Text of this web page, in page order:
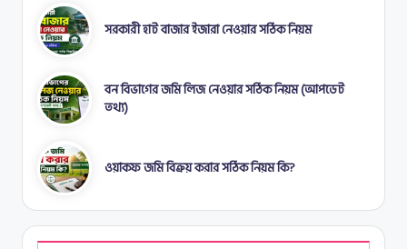
সরকারী হাট বাজার ইজারা নেওয়ার সঠিক নিয়ম
বন বিভাগের জমি লিজ নেওয়ার সঠিক নিয়ম (আপডেট
তথ্য)
ওয়াকফ জমি বিক্রয় করার সঠিক নিয়ম কি?